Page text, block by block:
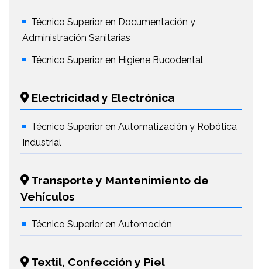
Técnico Superior en Documentación y
Administración Sanitarias
Técnico Superior en Higiene Bucodental
Electricidad y Electrónica
Técnico Superior en Automatización y Robótica
Industrial
Transporte y Mantenimiento de
Vehículos
Técnico Superior en Automoción
Textil, Confección y Piel